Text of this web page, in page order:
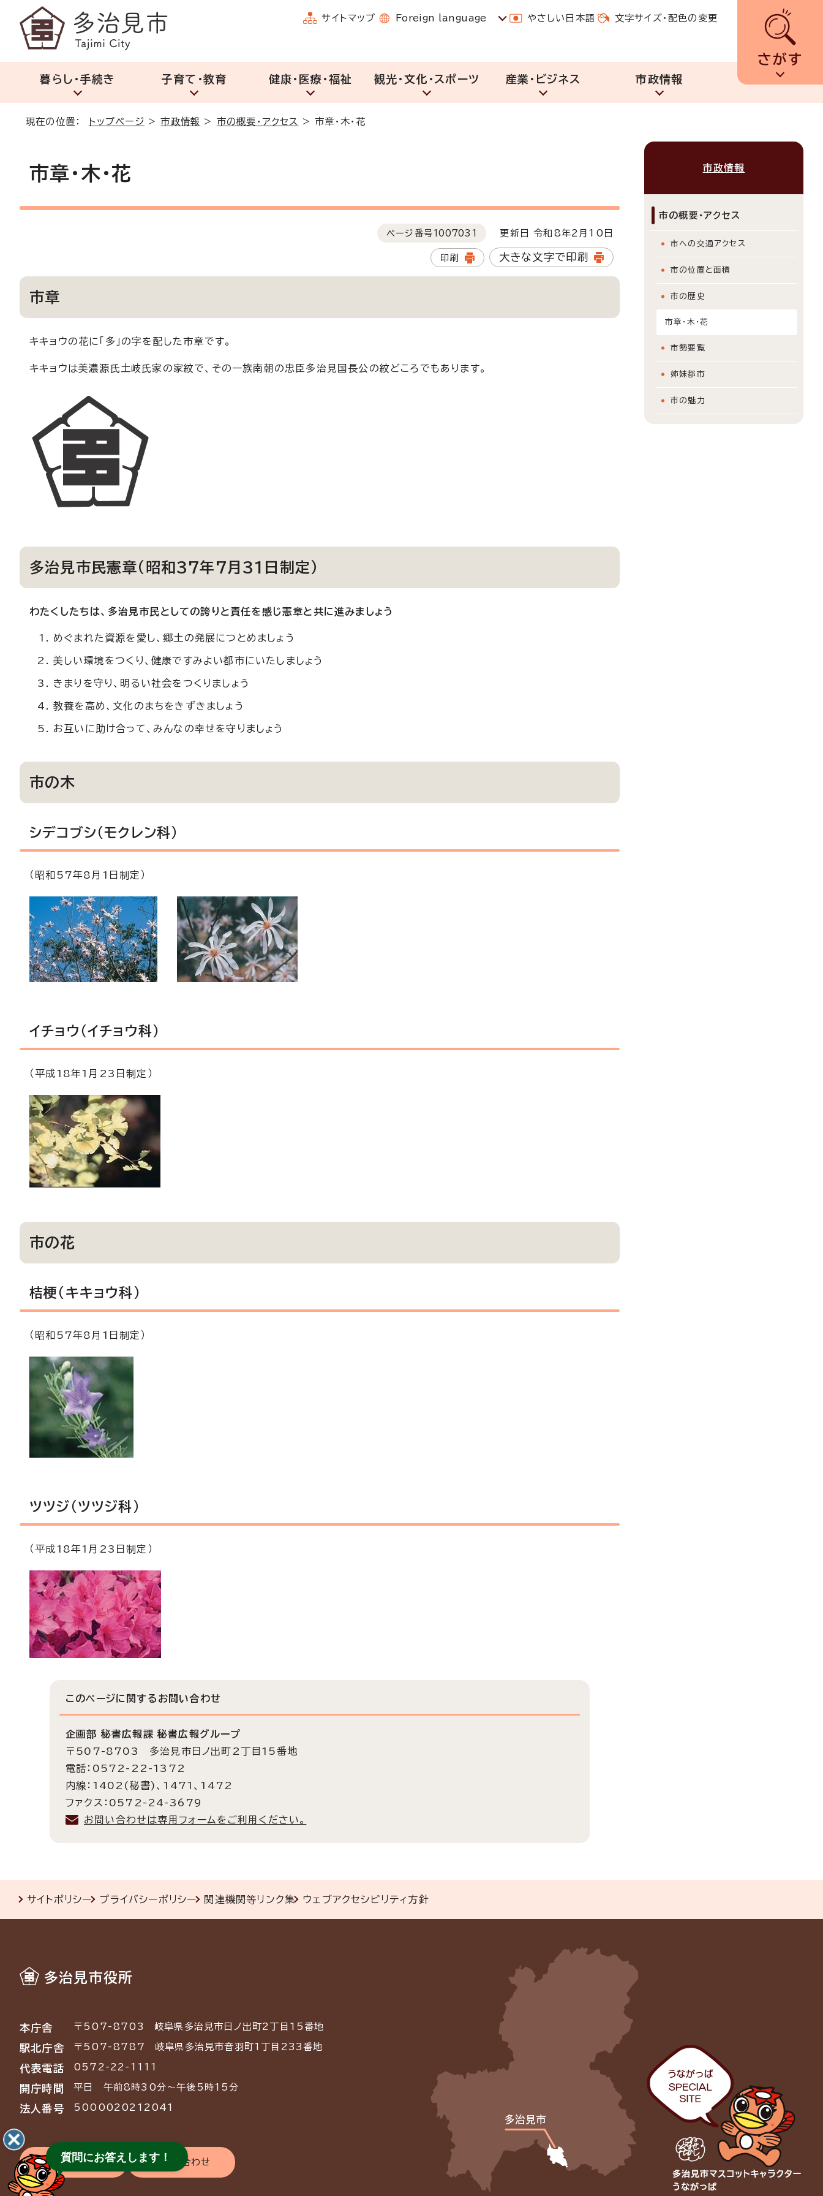
サイトマップ Foreign language やさしい日本語 文字サイズ・配色の変更
さがす
暮らし・手続き 子育て・教育 健康・医療・福祉 観光・文化・スポーツ 産業・ビジネス 市政情報
現在の位置： トップページ >市政情報 > 市の概要・アクセス >市章・木・花
市章・木・花
ページ番号1007031 更新日 令和8年2月10日
印刷 大きな文字で印刷
市章
キキョウの花に「多」の字を配した市章です。
キキョウは美濃源氏土岐氏家の家紋で、その一族南朝の忠臣多治見国長公の紋どころでもあります。
多治見市民憲章（昭和37年7月31日制定）
わたくしたちは、多治見市民としての誇りと責任を感じ憲章と共に進みましょう
めぐまれた資源を愛し、郷土の発展につとめましょう
美しい環境をつくり、健康ですみよい都市にいたしましょう
きまりを守り、明るい社会をつくりましょう
教養を高め、文化のまちをきずきましょう
お互いに助け合って、みんなの幸せを守りましょう
市の木
シデコブシ（モクレン科）
（昭和57年8月1日制定）
イチョウ（イチョウ科）
（平成18年1月23日制定）
市の花
桔梗（キキョウ科）
（昭和57年8月1日制定）
ツツジ（ツツジ科）
（平成18年1月23日制定）
このページに関する お問い合わせ
企画部 秘書広報課 秘書広報グループ
〒507-8703 多治見市日ノ出町2丁目15番地
電話：0572-22-1372
内線：1402(秘書)、1471、1472
ファクス：0572-24-3679
お問い合わせは専用フォームをご利用ください。
市政情報
市の概要・アクセス
市への交通アクセス
市の位置と面積
市の歴史
市章・木・花
市勢要覧
姉妹都市
市の魅力
サイトポリシー プライバシーポリシー 関連機関等リンク集 ウェブアクセシビリティ方針
多治見市役所
本庁舎 〒507-8703 岐阜県多治見市日ノ出町2丁目15番地
駅北庁舎 〒507-8787 岐阜県多治見市音羽町1丁目233番地
代表電話 0572-22-1111
開庁時間 平日 午前8時30分～午後5時15分
法人番号 5000020212041
交通アクセス お問い合わせ
質問にお答えします！